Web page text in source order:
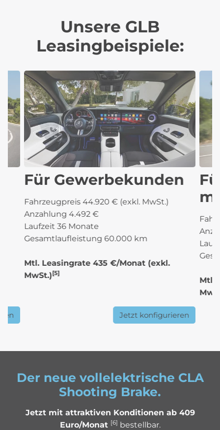
Unsere GLB
Leasingbeispiele:
Für Gewerbekunden
Fahrzeugpreis 44.920 € (exkl. MwSt.)
Anzahlung 4.492 €
Laufzeit 36 Monate
Gesamtlaufleistung 60.000 km
Mtl. Leasingrate 435 €/Monat (exkl.
MwSt.)[5]
Jetzt konfigurieren
Mtl.
Der neue vollelektrische CLA
Shooting Brake.
Jetzt mit attraktiven Konditionen ab 409
Euro/Monat [6] bestellbar.